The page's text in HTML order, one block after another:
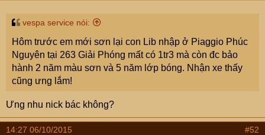
vespa service nói:
Hôm trước em mới sơn lại con Lib nhập ở Piaggio Phúc
Nguyên tại 263 Giải Phóng mất có 1tr3 mà còn đc bảo
hành 2 năm màu sơn và 5 năm lớp bóng. Nhận xe thấy
cũng ưng lắm!
Ưng nhu nick bác không?
14:27 06/10/2015 #52